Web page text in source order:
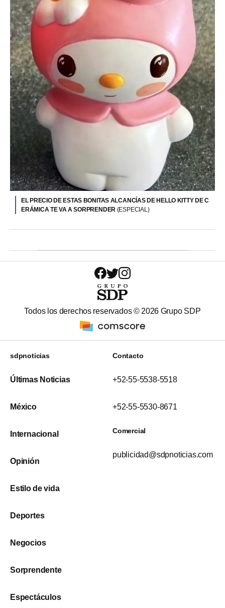
EL PRECIO DE ESTAS BONITAS ALCANCÍAS DE HELLO KITTY DE C
ERÁMICA TE VA A SORPRENDER (ESPECIAL)
Todos los derechos reservados © 2026 Grupo SDP
sdpnoticias
Últimas Noticias
México
Internacional
Opinión
Estilo de vida
Deportes
Negocios
Sorprendente
Espectáculos
Contacto
+52-55-5538-5518
+52-55-5530-8671
Comercial
publicidad@sdpnoticias.com